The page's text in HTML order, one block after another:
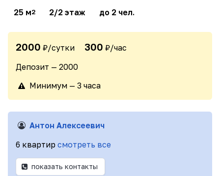
25 м2 2/2 этаж до 2 чел.
2000 ₽/сутки 300 ₽/час
Депозит — 2000
Минимум — 3 часа
Антон Алексеевич
6 квартир смотреть все
показать контакты